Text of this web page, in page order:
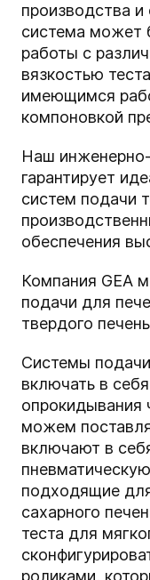
производства
система может
работы с
вязкостью
имеющимся
компоновкой
Наш инженерно-
гарантирует
систем подачи
обеспечения
Компания GEA
подачи для
твердого
Системы
включать в
опрокидывания
можем
включают в
подходящие
сахарного
теста для
роликами,